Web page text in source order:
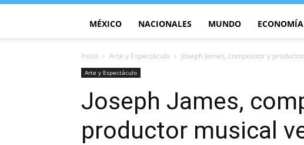
MÉXICO NACIONALES MUNDO ECONOMÍA
Inicio Arte y Espectáculo Joseph James, compositor y
Arte y Espectáculo
Joseph James,
productor musical